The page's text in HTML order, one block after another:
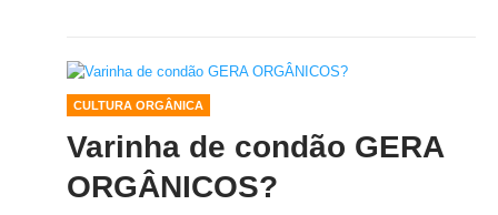
CULTURA ORGÂNICA
Varinha de condão GERA
ORGÂNICOS?